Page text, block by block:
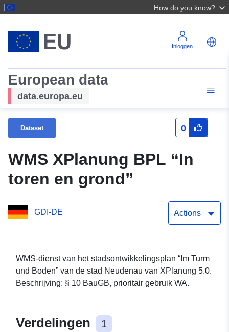
How do you know?
Inloggen
European data
data.europa.eu
Dataset 0
WMS XPlanung BPL “In
toren en grond”
GDI-DE Actions
WMS-dienst van het stadsontwikkelingsplan “Im Turm
und Boden” van de stad Neudenau van XPlanung 5.0.
Beschrijving: § 10 BauGB, prioritair gebruik WA.
Verdelingen 1